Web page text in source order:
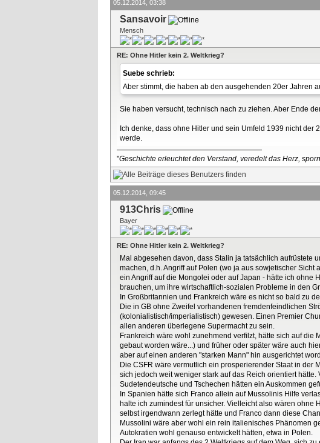
05.12.2014, 03:38
Sansavoir
Mensch
RE: Ohne Hitler kein 2. Weltkrieg?
Suebe schrieb:
Aber stimmt, die haben ab den ausgehenden 20er Jahren
Sie haben versucht, technisch nach zu ziehen. Aber Ende
Ich denke, dass ohne Hitler und sein Umfeld 1939 nicht der
werde.
"Geschichte erleuchtet den Verstand, veredelt das Herz,
05.12.2014, 09:45
913Chris
Bayer
RE: Ohne Hitler kein 2. Weltkrieg?
Mal abgesehen davon, dass Stalin ja tatsächlich aufrüstete
machen, d.h. Angriff auf Polen (wo ja aus sowjetischer
ein Angriff auf die Mongolei oder auf Japan - hätte ich ohne
brauchen, um ihre wirtschaftlich-sozialen Probleme in den
In Großbritannien und Frankreich wäre es nicht so bald zu
Die in GB ohne Zweifel vorhandenen fremdenfeindlichen
(kolonialistisch/imperialistisch) gewesen. Einen Premier
allen anderen überlegene Supermacht zu sein.
Frankreich wäre wohl zunehmend verfilzt, hätte sich auf
gebaut worden wäre...) und früher oder später wäre auch
aber auf einen anderen "starken Mann" hin ausgerichtet
Die CSFR wäre vermutlich ein prosperierender Staat in der
sich jedoch weit weniger stark auf das Reich orientiert
Sudetendeutsche und Tschechen hätten ein Auskommen
In Spanien hätte sich Franco allein auf Mussolinis Hilfe
halte ich zumindest für unsicher. Vielleicht also wären
selbst irgendwann zerlegt hätte und Franco dann diese
Mussolini wäre aber wohl ein rein italienisches Phänomen
Autokratien wohl genauso entwickelt hätten, etwa in Polen.